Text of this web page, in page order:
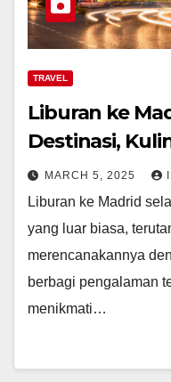
TRAVEL
Liburan ke
Destinasi,
MARCH 5, 2025
Liburan ke Madrid
yang luar biasa,
merencanakannya
berbagi pengalaman
menikmati…